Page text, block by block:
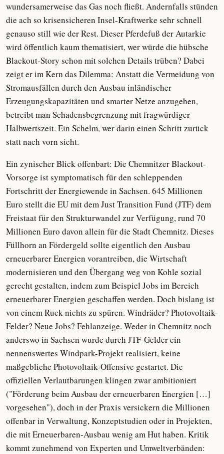
wundersamerweise das Gas noch fließt. Andernfalls stünden
die ach so krisensicheren Insel-Kraftwerke sehr schnell
genauso still wie der Rest. Dieser Pferdefuß der Autarkie
wird öffentlich kaum thematisiert, wer würde die hübsche
Blackout-Story schon mit solchen Details trüben? Dabei
zeigt er im Kern das Dilemma: Anstatt die Vermeidung von
Stromausfällen durch den Ausbau inländischer
Erzeugungskapazitäten und smarter Netze anzugehen,
betreibt man Schadensbegrenzung mit fragwürdiger
Halbwertszeit. Ein Schelm, wer darin einen Schritt zurück
statt nach vorn sieht.
Ein zynischer Blick offenbart: Die Chemnitzer Blackout-
Vorsorge ist symptomatisch für den schleppenden
Fortschritt der Energiewende in Sachsen. 645 Millionen
Euro stellt die EU mit dem Just Transition Fund (JTF) dem
Freistaat für den Strukturwandel zur Verfügung, rund 70
Millionen Euro davon allein für die Stadt Chemnitz. Dieses
Füllhorn an Fördergeld sollte eigentlich den Ausbau
erneuerbarer Energien vorantreiben, die Wirtschaft
modernisieren und den Übergang weg von Kohle sozial
gerecht gestalten, indem zum Beispiel Jobs im Bereich
erneuerbarer Energien geschaffen werden. Doch bislang ist
von einem Ruck nichts zu spüren. Windräder? Photovoltaik-
Felder? Neue Jobs? Fehlanzeige. Weder in Chemnitz noch
anderswo in Sachsen wurde durch JTF-Gelder ein
nennenswertes Windpark-Projekt realisiert, keine
maßgebliche Photovoltaik-Offensive gestartet. Die
offiziellen Verlautbarungen klingen zwar ambitioniert
("Förderung beim Ausbau der erneuerbaren Energien […]
vorgesehen"), doch in der Praxis versickern die Millionen
offenbar in Verwaltung, Konzeptstudien oder in Projekten,
die mit Erneuerbaren-Ausbau wenig am Hut haben. Kritik
kommt zunehmend von Experten und Umweltverbänden: